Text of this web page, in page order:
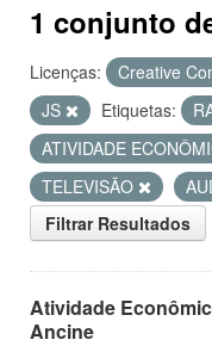
1 conjunto
Licenças: Creative
JS
Etiquetas:
ATIVIDADE
TELEVISÃO
Filtrar Resultados
Atividade
Ancine